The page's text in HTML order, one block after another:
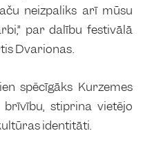
neizpaliks arī mūsu
par dalību festivālā
Dvarionas.
spēcīgāks Kurzemes
stiprina vietējo
identitāti.